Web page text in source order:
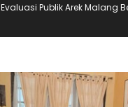
Evaluasi Publik Arek Malang